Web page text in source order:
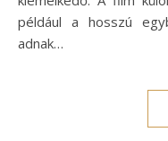
például a hosszú
adnak…